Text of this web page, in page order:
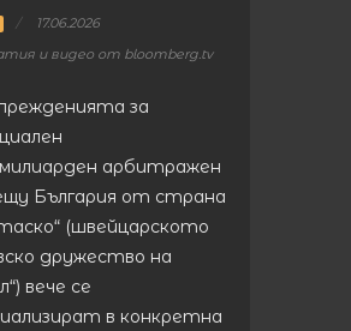
17.06.2026
и видео от bloomberg.tv
за
арбитражен
България от страна
(швейцарското
дружество на
вече се
в конкретна